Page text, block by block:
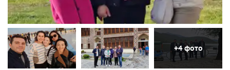
+4 фото